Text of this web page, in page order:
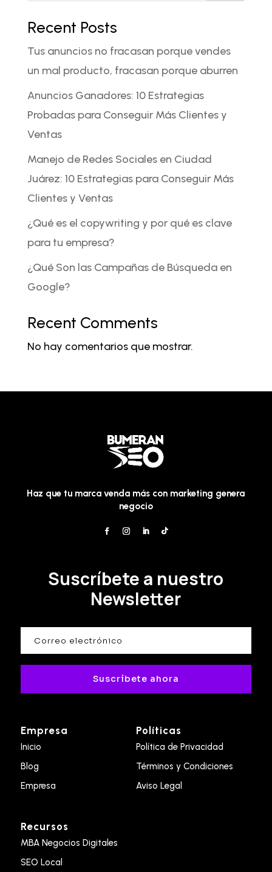
Recent Posts
Tus anuncios no fracasan porque vendes
un mal producto, fracasan porque aburren
Anuncios Ganadores: 10 Estrategias
Probadas para Conseguir Más Clientes y
Ventas
Manejo de Redes Sociales en Ciudad
Juárez: 10 Estrategias para Conseguir Más
Clientes y Ventas
¿Qué es el copywriting y por qué es clave
para tu empresa?
¿Qué Son las Campañas de Búsqueda en
Google?
Recent Comments
No hay comentarios que mostrar.
Haz que tu marca venda más con marketing genera
negocio
Suscríbete a nuestro
Newsletter
Suscríbete ahora
Empresa
Inicio
Blog
Empresa
Políticas
Política de Privacidad
Términos y Condiciones
Aviso Legal
Recursos
MBA Negocios Digitales
SEO Local